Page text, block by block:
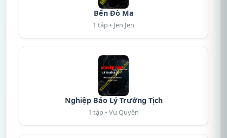
Bến Đò Ma
1 tập • Jen Jen
Nghiệp Báo Lý Trưởng Tịch
1 tập • Vu Quyên